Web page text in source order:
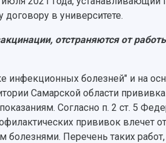
в университете.
отстраняются от
инфекционных болезней" и на
Самарской области
Согласно п. 2 ст. 5
прививок влечет
Перечень таких работ,